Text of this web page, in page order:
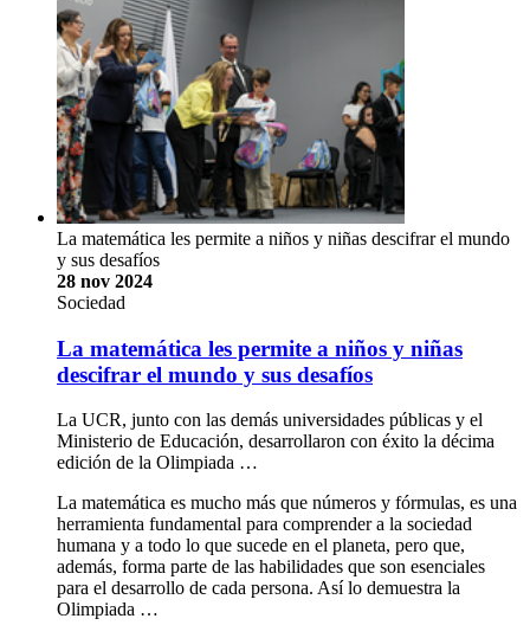
La matemática les permite a niños y niñas descifrar el mundo
y sus desafíos
28 nov 2024
Sociedad
La matemática les permite a niños y niñas
descifrar el mundo y sus desafíos
La UCR, junto con las demás universidades públicas y el
Ministerio de Educación, desarrollaron con éxito la décima
edición de la Olimpiada …
La matemática es mucho más que números y fórmulas, es una
herramienta fundamental para comprender a la sociedad
humana y a todo lo que sucede en el planeta, pero que,
además, forma parte de las habilidades que son esenciales
para el desarrollo de cada persona. Así lo demuestra la
Olimpiada …